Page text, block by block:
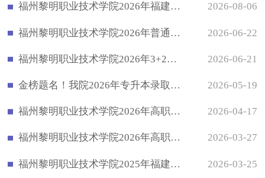
福州黎明职业技术学院2026年福建省普通高考录取情况一览表 2026-08-06
福州黎明职业技术学院2026年普通高考招生计划一览表 2026-06-22
福州黎明职业技术学院2026年3+2五年专招生计划一览表（面向应届初中毕业生） 2026-06-21
金榜题名！我院2026年专升本录取率再创新高！ 2026-05-19
福州黎明职业技术学院2026年高职分类考试常规批次录取情况一览表（院校代码4013） 2026-04-17
福州黎明职业技术学院2026年高职分类考试招生计划一览表（院校代码4013） 2026-03-27
福州黎明职业技术学院2025年福建省普通高考第一次征求志愿招生计划 2026-03-25